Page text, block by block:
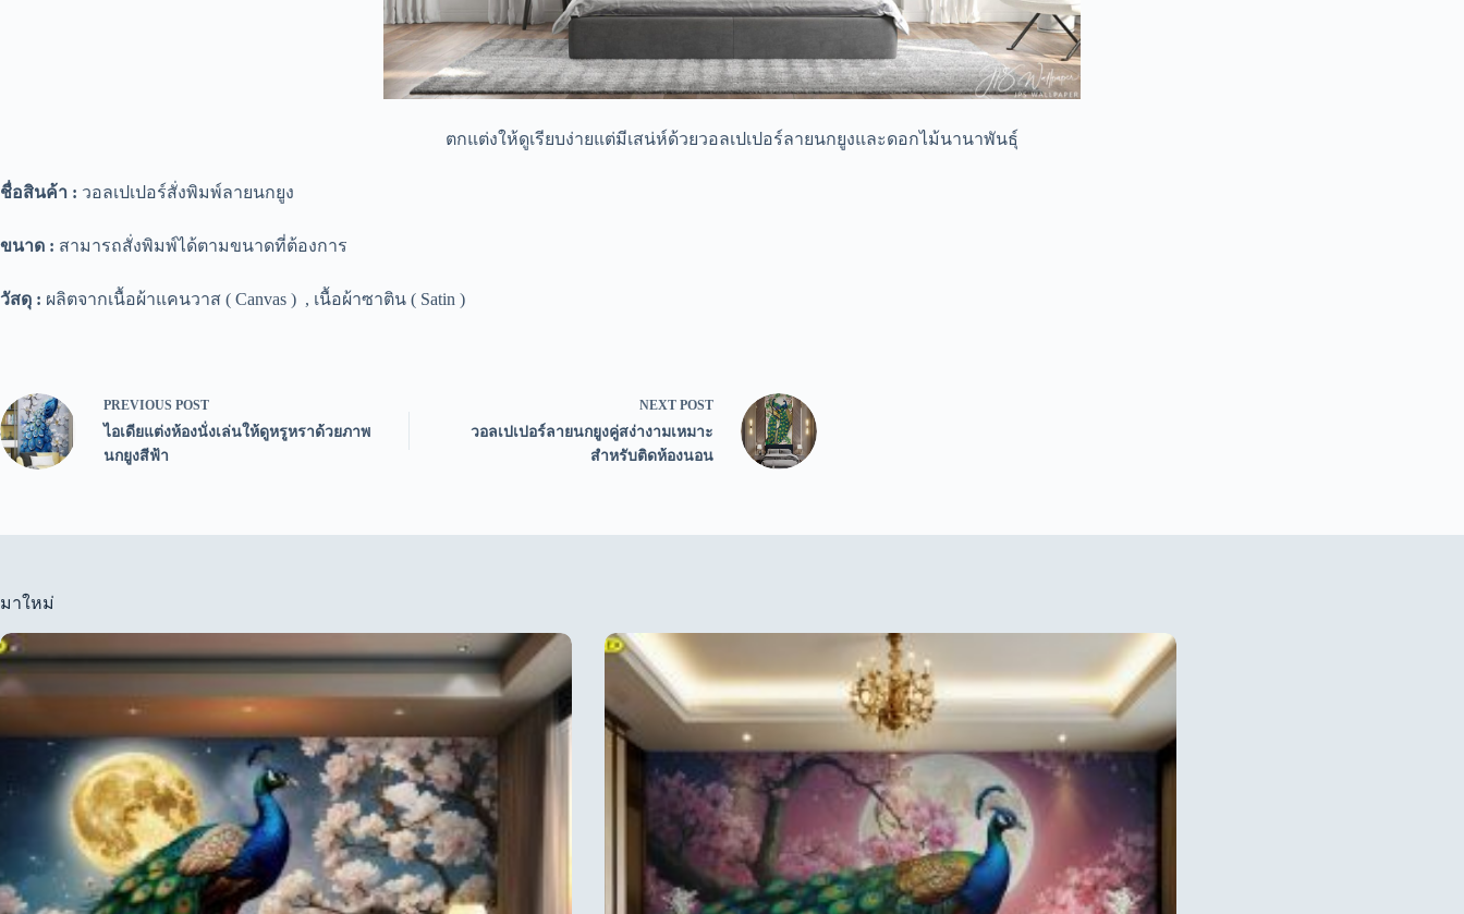
ตกแต่งให้ดูเรียบง่ายแต่มีเสน่ห์ด้วยวอลเปเปอร์ลายนกยูงและดอกไม้นานาพันธุ์
ชื่อสินค้า : วอลเปเปอร์สั่งพิมพ์ลายนกยูง
ขนาด : สามารถสั่งพิมพ์ได้ตามขนาดที่ต้องการ
วัสดุ : ผลิตจากเนื้อผ้าแคนวาส ( Canvas ) , เนื้อผ้าซาติน ( Satin )
PREVIOUS POST
ไอเดียแต่งห้องนั่งเล่นให้ดูหรูหราด้วยภาพ
นกยูงสีฟ้า
NEXT POST
วอลเปเปอร์ลายนกยูงคู่สง่างามเหมาะ
สำหรับติดห้องนอน
มาใหม่